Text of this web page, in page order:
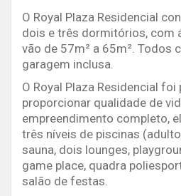
O Royal Plaza Residencial
dois e três dormitórios, com
vão de 57m² a 65m². Todos
garagem inclusa.
O Royal Plaza Residencial
proporcionar qualidade de
empreendimento completo,
três níveis de piscinas
sauna, dois lounges,
game place, quadra
salão de festas.